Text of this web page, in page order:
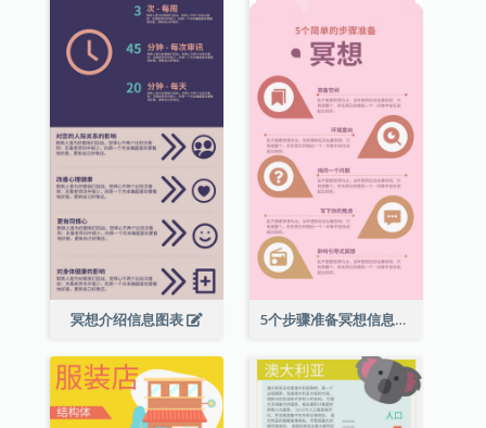
冥想介绍信息图表 5个步骤准备冥想信息图表